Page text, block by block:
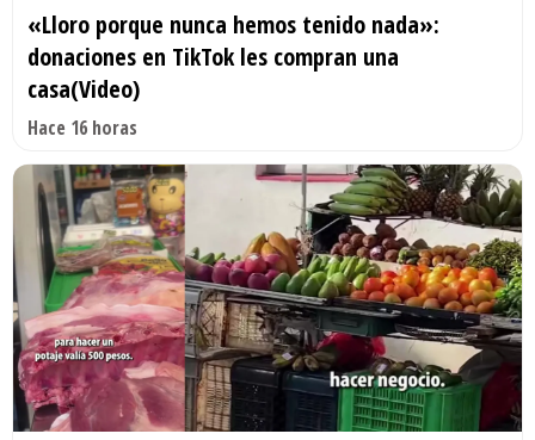
«Lloro porque nunca hemos tenido nada»:
donaciones en TikTok les compran una
casa(Video)
Hace 16 horas